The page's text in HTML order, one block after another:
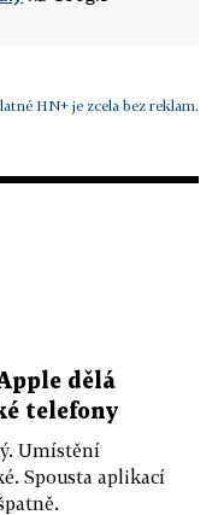
HN+ je zcela bez reklam.
dělá
telefony
Umístění
Spousta aplikací